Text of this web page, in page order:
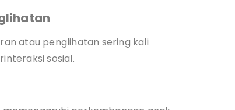
atau penglihatan sering kali
sosial.